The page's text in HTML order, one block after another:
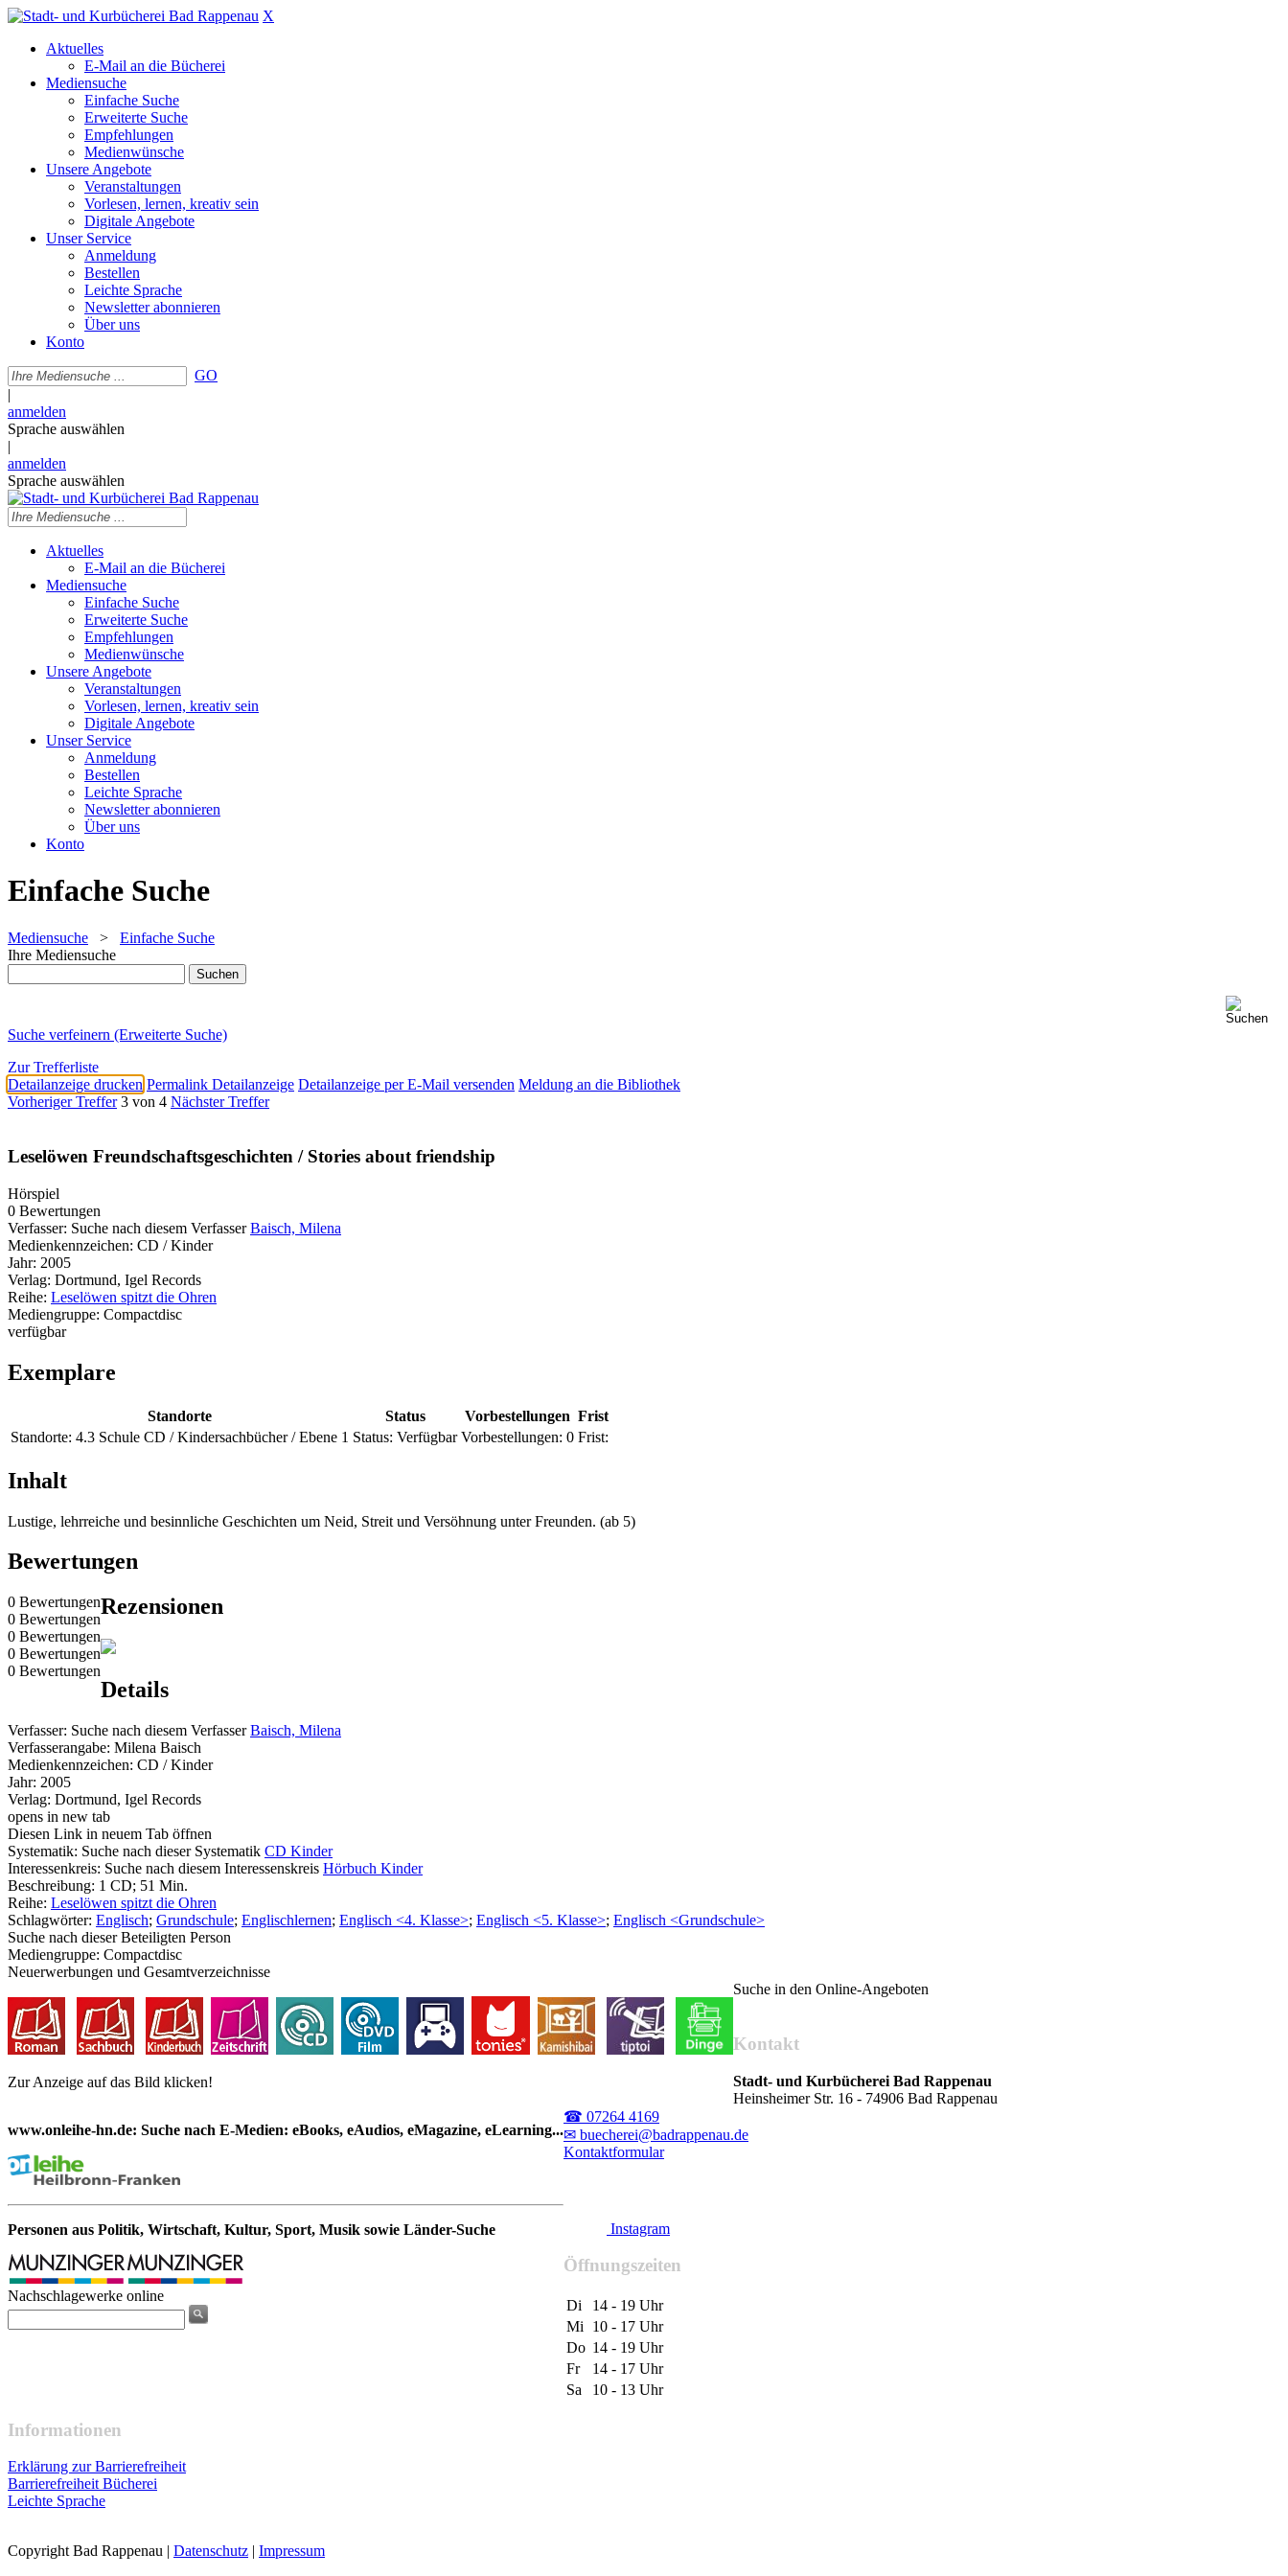
X
Aktuelles
E-Mail an die Bücherei
Mediensuche
Einfache Suche
Erweiterte Suche
Empfehlungen
Medienwünsche
Unsere Angebote
Veranstaltungen
Vorlesen, lernen, kreativ sein
Digitale Angebote
Unser Service
Anmeldung
Bestellen
Leichte Sprache
Newsletter abonnieren
Über uns
Konto
GO
|
anmelden
Sprache auswählen
|
anmelden
Sprache auswählen
Aktuelles
E-Mail an die Bücherei
Mediensuche
Einfache Suche
Erweiterte Suche
Empfehlungen
Medienwünsche
Unsere Angebote
Veranstaltungen
Vorlesen, lernen, kreativ sein
Digitale Angebote
Unser Service
Anmeldung
Bestellen
Leichte Sprache
Newsletter abonnieren
Über uns
Konto
Einfache Suche
Mediensuche > Einfache Suche
Ihre Mediensuche
Suche verfeinern (Erweiterte Suche)
Zur Trefferliste
Detailanzeige drucken Permalink Detailanzeige Detailanzeige per E-Mail versenden Meldung an die Bibliothek
Vorheriger Treffer 3 von 4 Nächster Treffer
Leselöwen Freundschaftsgeschichten / Stories about friendship
Hörspiel
0 Bewertungen
Verfasser: Suche nach diesem Verfasser Baisch, Milena
Medienkennzeichen: CD / Kinder
Jahr: 2005
Verlag: Dortmund, Igel Records
Reihe: Leselöwen spitzt die Ohren
Mediengruppe: Compactdisc
verfügbar
Exemplare
Standorte Status Vorbestellungen Frist
Standorte: 4.3 Schule CD / Kindersachbücher / Ebene 1 Status: Verfügbar Vorbestellungen: 0 Frist:
Inhalt
Lustige, lehrreiche und besinnliche Geschichten um Neid, Streit und Versöhnung unter Freunden. (ab 5)
Bewertungen
0 Bewertungen
0 Bewertungen
0 Bewertungen
0 Bewertungen
0 Bewertungen
Rezensionen
Details
Verfasser: Suche nach diesem Verfasser Baisch, Milena
Verfasserangabe: Milena Baisch
Medienkennzeichen: CD / Kinder
Jahr: 2005
Verlag: Dortmund, Igel Records
opens in new tab
Diesen Link in neuem Tab öffnen
Systematik: Suche nach dieser Systematik CD Kinder
Interessenkreis: Suche nach diesem Interessenskreis Hörbuch Kinder
Beschreibung: 1 CD; 51 Min.
Reihe: Leselöwen spitzt die Ohren
Schlagwörter: Englisch; Grundschule; Englischlernen; Englisch <4. Klasse>; Englisch <5. Klasse>; Englisch <Grundschule>
Suche nach dieser Beteiligten Person
Mediengruppe: Compactdisc
Neuerwerbungen und Gesamtverzeichnisse
Zur Anzeige auf das Bild klicken!
Suche in den Online-Angeboten
www.onleihe-hn.de: Suche nach E-Medien: eBooks, eAudios, eMagazine, eLearning...
Personen aus Politik, Wirtschaft, Kultur, Sport, Musik sowie Länder-Suche
Nachschlagewerke online
Kontakt
Stadt- und Kurbücherei Bad Rappenau
Heinsheimer Str. 16 - 74906 Bad Rappenau
☎ 07264 4169
✉ buecherei@badrappenau.de
Kontaktformular
Instagram
Öffnungszeiten
Di
14 - 19 Uhr
Mi
10 - 17 Uhr
Do 14 - 19 Uhr
Fr
14 - 17 Uhr
Sa
10 - 13 Uhr
Informationen
Erklärung zur Barrierefreiheit
Barrierefreiheit Bücherei
Leichte Sprache
Copyright Bad Rappenau | Datenschutz | Impressum